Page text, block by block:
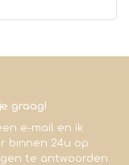
graag!
e-mail en ik
binnen 24u op
te antwoorden.